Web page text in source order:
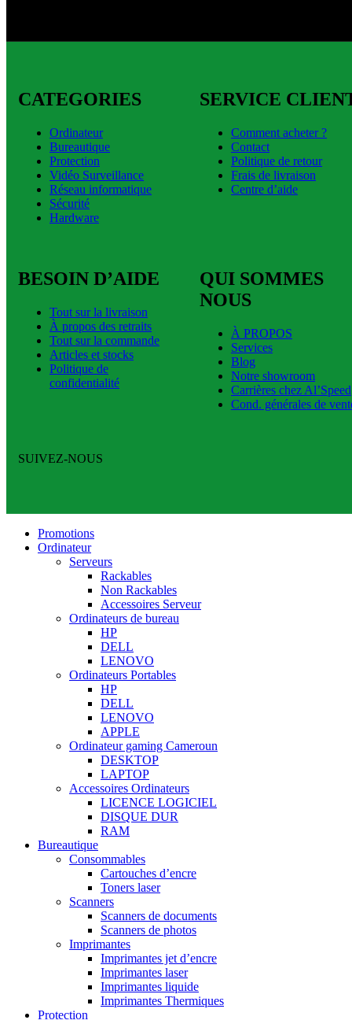
CATEGORIES
Ordinateur
Bureautique
Protection
Vidéo Surveillance
Réseau informatique
Sécurité
Hardware
SERVICE
Comment acheter ?
Contact
Politique de retour
Frais de livraison
Centre d’aide
BESOIN D’AIDE
Tout sur la livraison
À propos des retraits
Tout sur la commande
Articles et stocks
Politique de
confidentialité
QUI SOMMES
NOUS
À PROPOS
Services
Blog
Notre showroom
Carrières chez Al’Speed
Cond. générales de
SUIVEZ-NOUS
Promotions
Ordinateur
Serveurs
Rackables
Non Rackables
Accessoires Serveur
Ordinateurs de bureau
HP
DELL
LENOVO
Ordinateurs Portables
HP
DELL
LENOVO
APPLE
Ordinateur gaming Cameroun
DESKTOP
LAPTOP
Accessoires Ordinateurs
LICENCE LOGICIEL
DISQUE DUR
RAM
Bureautique
Consommables
Cartouches d’encre
Toners laser
Scanners
Scanners de documents
Scanners de photos
Imprimantes
Imprimantes jet d’encre
Imprimantes laser
Imprimantes liquide
Imprimantes Thermiques
Protection